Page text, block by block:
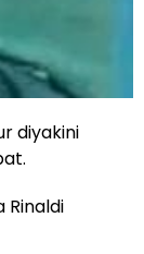
diyakini
Rinaldi